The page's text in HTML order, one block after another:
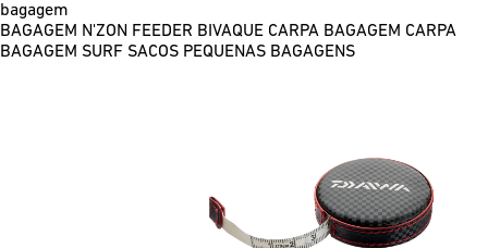
bagagem
BAGAGEM N'ZON FEEDER BIVAQUE CARPA BAGAGEM CARPA
BAGAGEM SURF SACOS PEQUENAS BAGAGENS